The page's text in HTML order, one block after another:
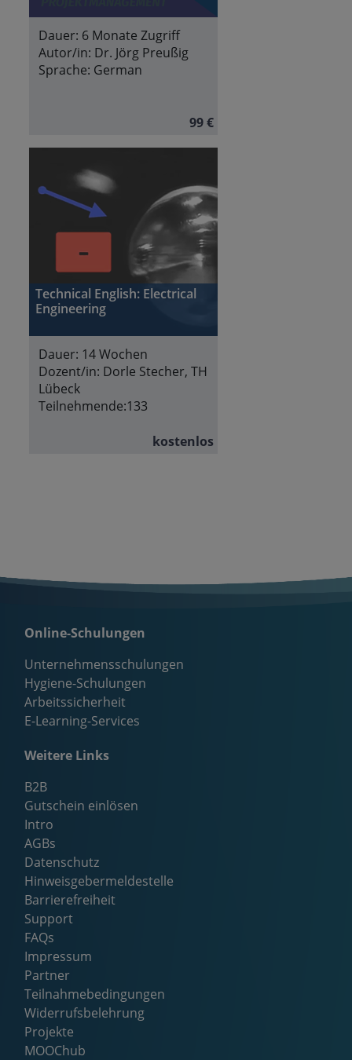
Dauer: 6 Monate Zugriff
Autor/in: Dr. Jörg Preußig
Sprache: German
99 €
Technical English: Electrical
Engineering
Dauer: 14 Wochen
Dozent/in: Dorle Stecher, TH
Lübeck
Teilnehmende:133
kostenlos
Online-Schulungen
Unternehmensschulungen
Hygiene-Schulungen
Arbeitssicherheit
E-Learning-Services
Weitere Links
B2B
Gutschein einlösen
Intro
AGBs
Datenschutz
Hinweisgebermeldestelle
Barrierefreiheit
Support
FAQs
Impressum
Partner
Teilnahmebedingungen
Widerrufsbelehrung
Projekte
MOOChub